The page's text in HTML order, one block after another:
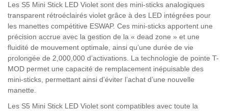
Les S5 Mini Stick LED Violet sont des mini-sticks analogiques
transparent rétroéclairés violet grâce à des LED intégrées pour
les manettes compétitive ESWAP. Ces mini-sticks apportent une
précision accrue avec la gestion de la « dead zone » et une
fluidité de mouvement optimale, ainsi qu’une durée de vie
prolongée de 2,000,000 d’activations. La technologie de pointe T-
MOD permet une capacité de remplacement inépuisable des
mini-sticks, permettant ainsi d’éviter l’achat d’une nouvelle
manette.
Les S5 Mini Stick LED Violet sont compatibles avec toute la